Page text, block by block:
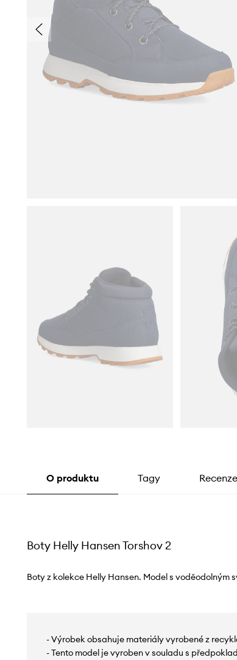
O produktu Tagy
Boty Helly Hansen Torshov 2
Boty z kolekce Helly Hansen. Model s voděodolným
- Výrobek obsahuje materiály vyrobené z
- Tento model je vyroben v souladu s